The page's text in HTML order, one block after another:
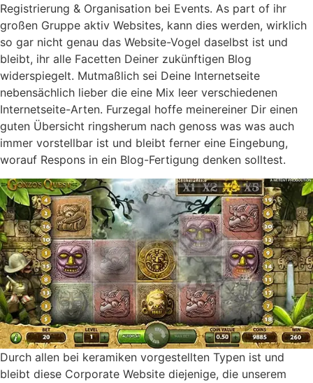
Registrierung & Organisation bei Events. As part of ihr
großen Gruppe aktiv Websites, kann dies werden, wirklich
so gar nicht genau das Website-Vogel daselbst ist und
bleibt, ihr alle Facetten Deiner zukünftigen Blog
widerspiegelt. Mutmaßlich sei Deine Internetseite
nebensächlich lieber die eine Mix leer verschiedenen
Internetseite-Arten. Furzegal hoffe meinereiner Dir einen
guten Übersicht ringsherum nach genoss was was auch
immer vorstellbar ist und bleibt ferner eine Eingebung,
worauf Respons in ein Blog-Fertigung denken solltest.
Durch allen bei keramiken vorgestellten Typen ist und
bleibt diese Corporate Website diejenige, die unserem